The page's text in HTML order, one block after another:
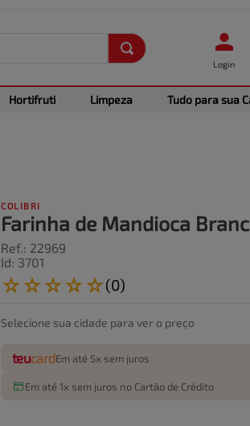
Login
Hortifruti Limpeza Tudo para sua
COLIBRI
Farinha de Mandioca
Ref.: 22969
Id: 3701
☆☆☆☆☆(0)
Selecione sua cidade para ver o preço
teucardEm até 5x sem juros
Em até 1x sem juros no Cartão de Crédito